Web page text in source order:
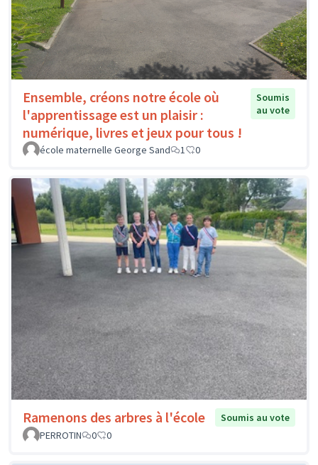
Ensemble, créons notre école où
l'apprentissage est un plaisir :
numérique, livres et jeux pour tous !
Soumis
au vote
école maternelle George Sand 1 0
Ramenons des arbres à l'école
Soumis au vote
PERROTIN
0 0